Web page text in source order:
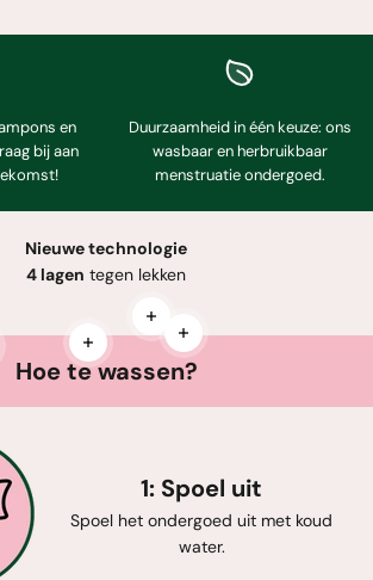
en
bij aan
Duurzaamheid in één keuze: ons
wasbaar en herbruikbaar
menstruatie ondergoed.
Nieuwe technologie
4 lagen tegen lekken
Meer informatie
Meer informatie
Meer informatie
informatie
Hoe te wassen?
1: Spoel uit
Spoel het ondergoed uit met koud
water.